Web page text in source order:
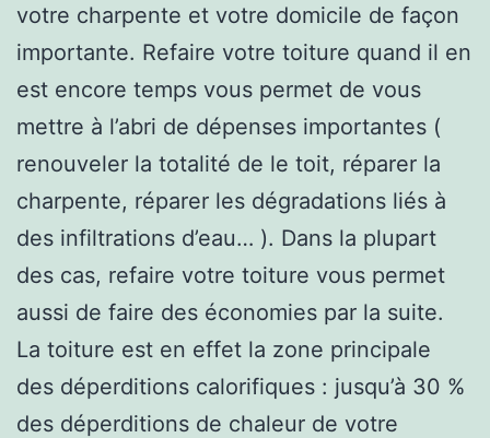
votre charpente et votre domicile de façon
importante. Refaire votre toiture quand il en
est encore temps vous permet de vous
mettre à l’abri de dépenses importantes (
renouveler la totalité de le toit, réparer la
charpente, réparer les dégradations liés à
des infiltrations d’eau… ). Dans la plupart
des cas, refaire votre toiture vous permet
aussi de faire des économies par la suite.
La toiture est en effet la zone principale
des déperditions calorifiques : jusqu’à 30 %
des déperditions de chaleur de votre